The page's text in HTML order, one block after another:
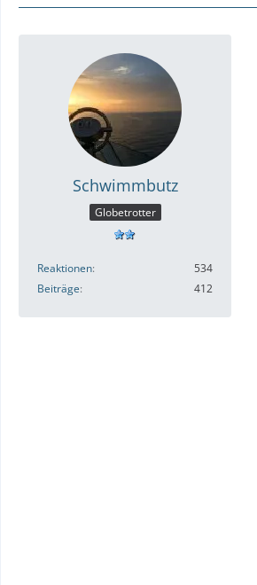
Schwimmbutz
Globetrotter
Reaktionen
534
Beiträge
412